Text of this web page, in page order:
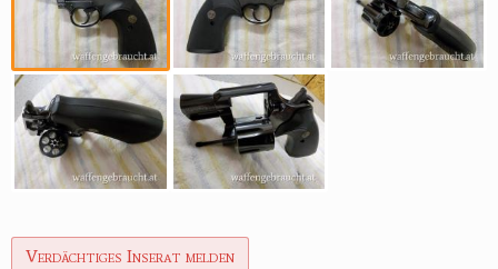
Verdächtiges Inserat melden